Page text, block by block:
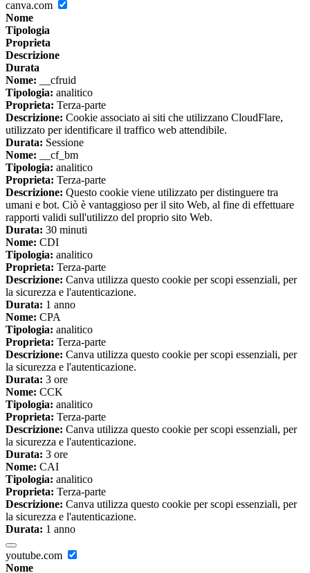
canva.com
Nome
Tipologia
Proprieta
Descrizione
Durata
Nome: __cfruid
Tipologia: analitico
Proprieta: Terza-parte
Descrizione: Cookie associato ai siti che utilizzano CloudFlare,
utilizzato per identificare il traffico web attendibile.
Durata: Sessione
Nome: __cf_bm
Tipologia: analitico
Proprieta: Terza-parte
Descrizione: Questo cookie viene utilizzato per distinguere tra
umani e bot. Ciò è vantaggioso per il sito Web, al fine di effettuare
rapporti validi sull'utilizzo del proprio sito Web.
Durata: 30 minuti
Nome: CDI
Tipologia: analitico
Proprieta: Terza-parte
Descrizione: Canva utilizza questo cookie per scopi essenziali, per
la sicurezza e l'autenticazione.
Durata: 1 anno
Nome: CPA
Tipologia: analitico
Proprieta: Terza-parte
Descrizione: Canva utilizza questo cookie per scopi essenziali, per
la sicurezza e l'autenticazione.
Durata: 3 ore
Nome: CCK
Tipologia: analitico
Proprieta: Terza-parte
Descrizione: Canva utilizza questo cookie per scopi essenziali, per
la sicurezza e l'autenticazione.
Durata: 3 ore
Nome: CAI
Tipologia: analitico
Proprieta: Terza-parte
Descrizione: Canva utilizza questo cookie per scopi essenziali, per
la sicurezza e l'autenticazione.
Durata: 1 anno
youtube.com
Nome